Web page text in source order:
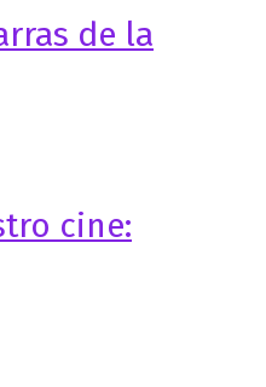
de la
cine: